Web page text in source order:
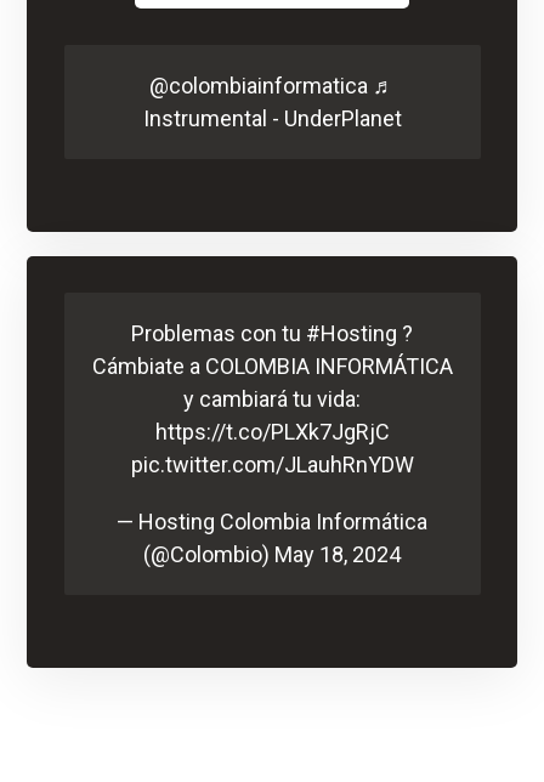
@colombiainformatica ♬
Instrumental - UnderPlanet
Problemas con tu #Hosting ?
Cámbiate a COLOMBIA INFORMÁTICA
y cambiará tu vida:
https://t.co/PLXk7JgRjC
pic.twitter.com/JLauhRnYDW
— Hosting Colombia Informática
(@Colombio) May 18, 2024